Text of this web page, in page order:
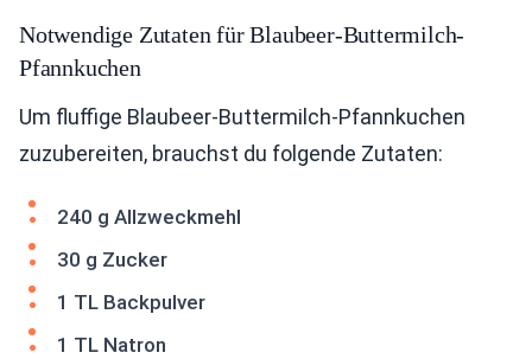
Notwendige Zutaten für Blaubeer-Buttermilch-
Pfannkuchen
Um fluffige Blaubeer-Buttermilch-Pfannkuchen
zuzubereiten, brauchst du folgende Zutaten:
240 g Allzweckmehl
30 g Zucker
1 TL Backpulver
1 TL Natron